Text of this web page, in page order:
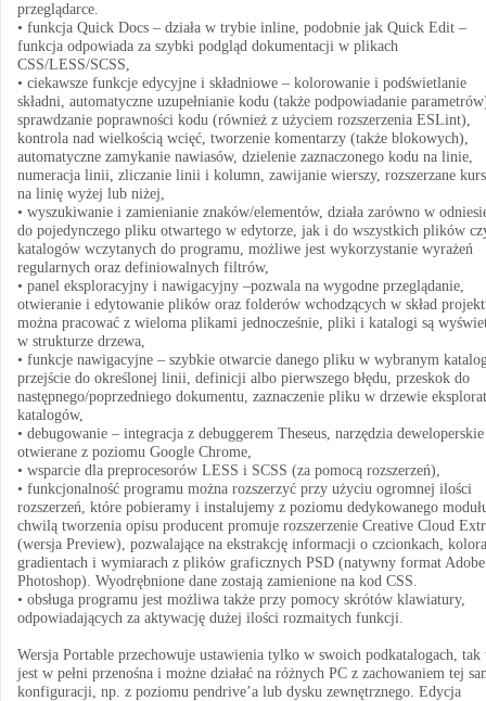
przeglądarce.
• funkcja Quick Docs – działa w trybie inline, podobnie jak Quick Edit –
funkcja odpowiada za szybki podgląd dokumentacji w plikach
CSS/LESS/SCSS,
• ciekawsze funkcje edycyjne i składniowe – kolorowanie i podświetlanie
składni, automatyczne uzupełnianie kodu (także podpowiadanie
sprawdzanie poprawności kodu (również z użyciem rozszerzenia ESLint),
kontrola nad wielkością wcięć, tworzenie komentarzy (także blokowych),
automatyczne zamykanie nawiasów, dzielenie zaznaczonego kodu na linie,
numeracja linii, zliczanie linii i kolumn, zawijanie wierszy, rozszerzane
na linię wyżej lub niżej,
• wyszukiwanie i zamienianie znaków/elementów, działa zarówno w
do pojedynczego pliku otwartego w edytorze, jak i do wszystkich plików
katalogów wczytanych do programu, możliwe jest wykorzystanie wyrażeń
regularnych oraz definiowalnych filtrów,
• panel eksploracyjny i nawigacyjny –pozwala na wygodne przeglądanie,
otwieranie i edytowanie plików oraz folderów wchodzących w skład
można pracować z wieloma plikami jednocześnie, pliki i katalogi są
w strukturze drzewa,
• funkcje nawigacyjne – szybkie otwarcie danego pliku w wybranym
przejście do określonej linii, definicji albo pierwszego błędu, przeskok do
następnego/poprzedniego dokumentu, zaznaczenie pliku w drzewie
katalogów,
• debugowanie – integracja z debuggerem Theseus, narzędzia deweloperskie
otwierane z poziomu Google Chrome,
• wsparcie dla preprocesorów LESS i SCSS (za pomocą rozszerzeń),
• funkcjonalność programu można rozszerzyć przy użyciu ogromnej ilości
rozszerzeń, które pobieramy i instalujemy z poziomu dedykowanego
chwilą tworzenia opisu producent promuje rozszerzenie Creative Cloud
(wersja Preview), pozwalające na ekstrakcję informacji o czcionkach,
gradientach i wymiarach z plików graficznych PSD (natywny format Adobe
Photoshop). Wyodrębnione dane zostają zamienione na kod CSS.
• obsługa programu jest możliwa także przy pomocy skrótów klawiatury,
odpowiadających za aktywację dużej ilości rozmaitych funkcji.
Wersja Portable przechowuje ustawienia tylko w swoich podkatalogach, tak
jest w pełni przenośna i możne działać na różnych PC z zachowaniem tej
konfiguracji, np. z poziomu pendrive’a lub dysku zewnętrznego. Edycja